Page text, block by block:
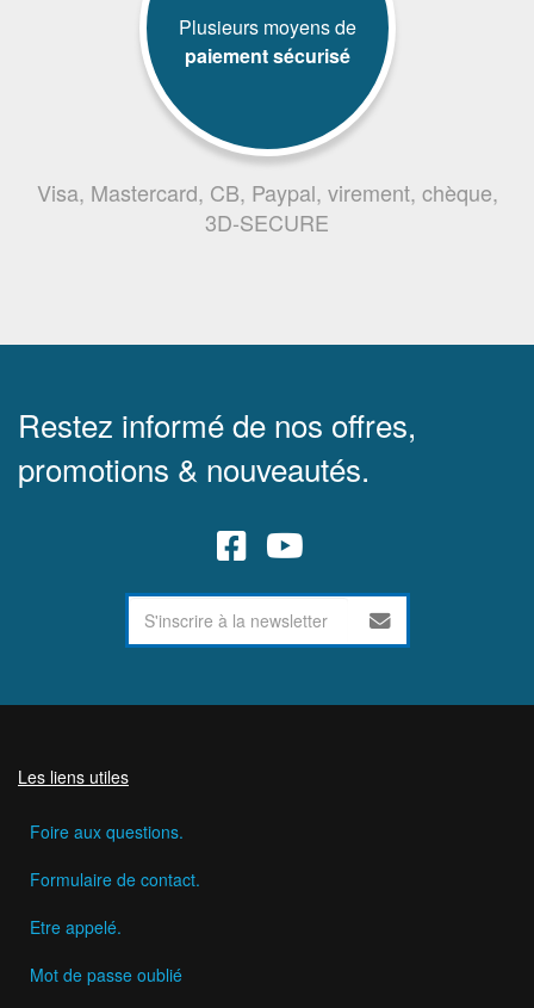
Plusieurs moyens de
paiement sécurisé
Visa, Mastercard, CB, Paypal, virement, chèque,
3D-SECURE
Restez informé de nos offres,
promotions & nouveautés.
Les liens utiles
Foire aux questions.
Formulaire de contact.
Etre appelé.
Mot de passe oublié